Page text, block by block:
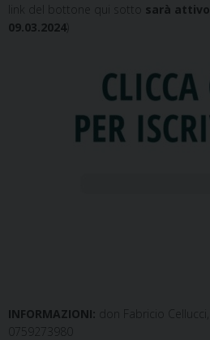
link del bottone qui sotto sarà
09.03.2024)
INFORMAZIONI: don Fabricio
0759273980